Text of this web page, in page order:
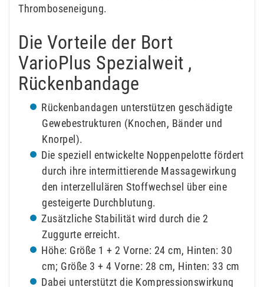
Thromboseneigung.
Die Vorteile der Bort
VarioPlus Spezialweit ,
Rückenbandage
Rückenbandagen unterstützen geschädigte
Gewebestrukturen (Knochen, Bänder und
Knorpel).
Die speziell entwickelte Noppenpelotte fördert
durch ihre intermittierende Massagewirkung
den interzellulären Stoffwechsel über eine
gesteigerte Durchblutung.
Zusätzliche Stabilität wird durch die 2
Zuggurte erreicht.
Höhe: Größe 1 + 2 Vorne: 24 cm, Hinten: 30
cm; Größe 3 + 4 Vorne: 28 cm, Hinten: 33 cm
Dabei unterstützt die Kompressionswirkung